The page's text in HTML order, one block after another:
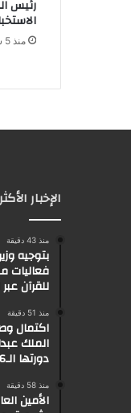
ي
رئيس
منذ 5 ساعات
الإخبار
منذ 43 دقيقة
بتوجيه
فعاليات
للقرآن
منذ 51 دقيقة
اكتمال
الملك
دورتها الـ46 بمكة المكرمة
منذ 58 دقيقة
الأمين